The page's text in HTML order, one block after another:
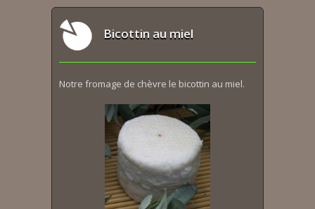
Bicottin au miel
Notre fromage de chèvre le bicottin au miel.